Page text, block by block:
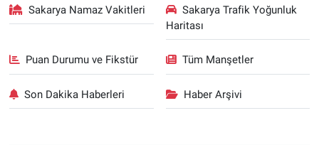
Sakarya Namaz Vakitleri
Sakarya Trafik Yoğunluk
Haritası
Puan Durumu ve Fikstür Tüm Manşetler
Son Dakika Haberleri Haber Arşivi